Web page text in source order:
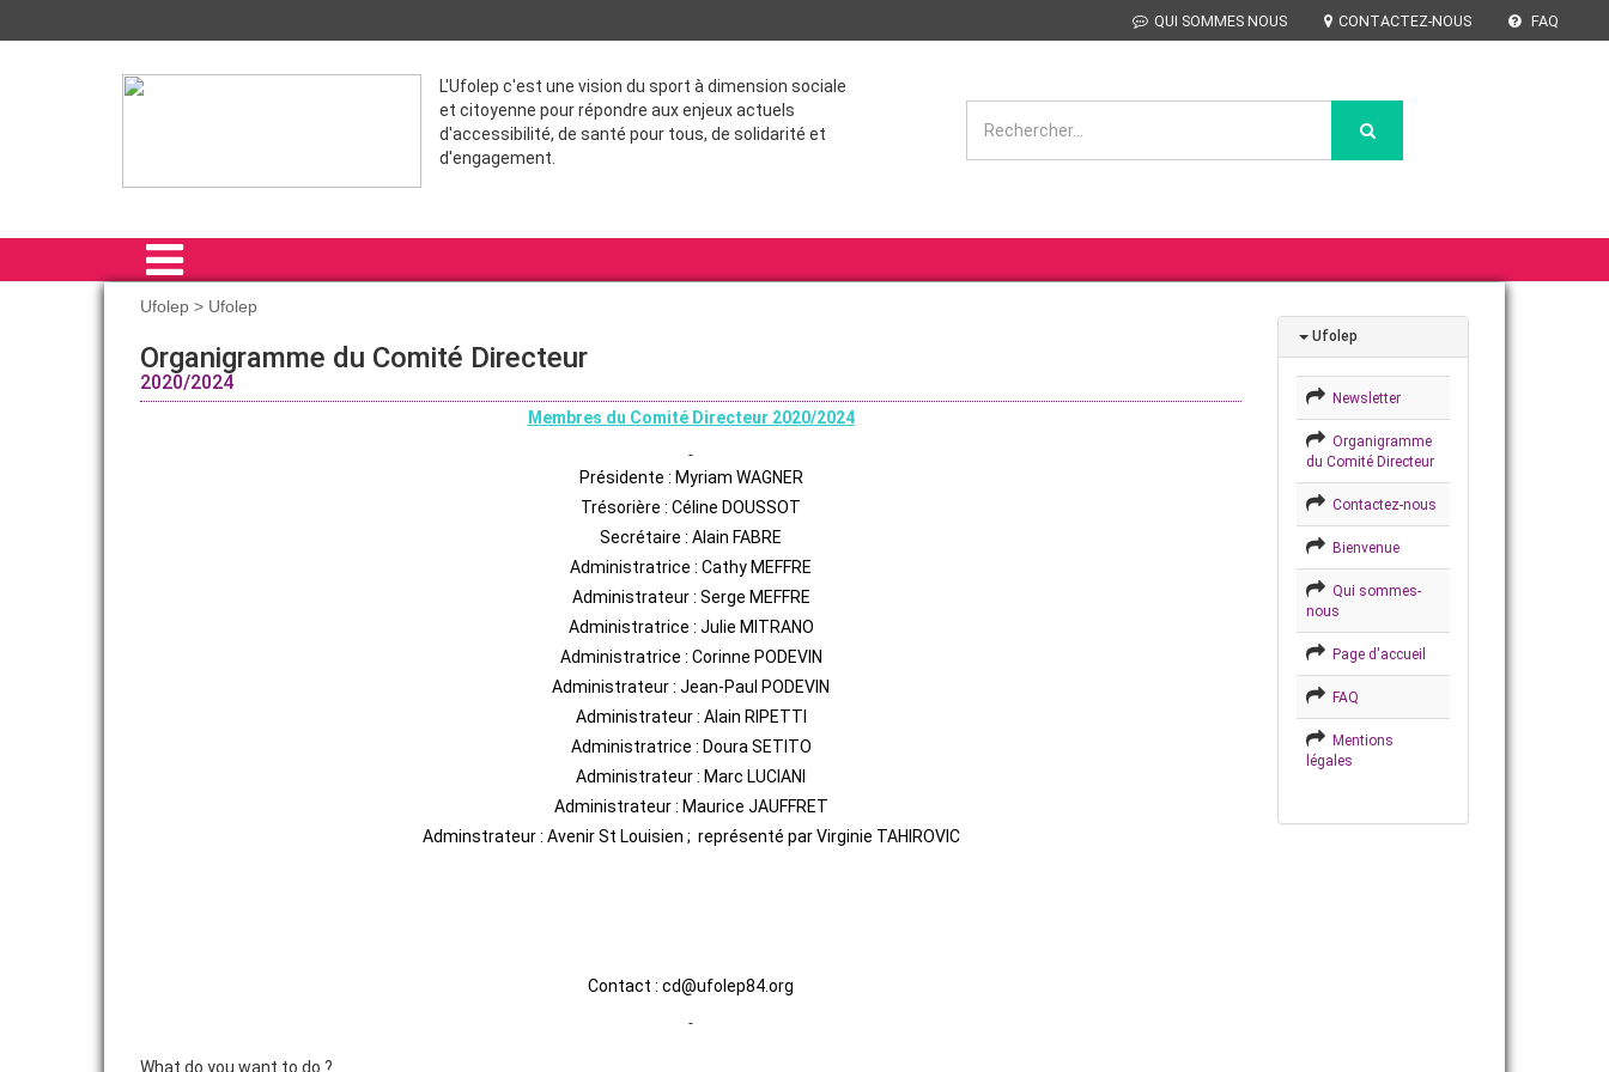
QUI SOMMES NOUS CONTACTEZ-NOUS FAQ
L'Ufolep c'est une vision du sport à dimension sociale
et citoyenne pour répondre aux enjeux actuels
d'accessibilité, de santé pour tous, de solidarité et
d'engagement.
SPORTIVES
Ufolep > Ufolep
Organigramme du Comité Directeur
2020/2024
Membres du Comité Directeur 2020/2024
Présidente : Myriam WAGNER
Trésorière : Céline DOUSSOT
Secrétaire : Alain FABRE
Administratrice : Cathy MEFFRE
Administrateur : Serge MEFFRE
Administratrice : Julie MITRANO
Administratrice : Corinne PODEVIN
Administrateur : Jean-Paul PODEVIN
Administrateur : Alain RIPETTI
Administratrice : Doura SETITO
Administrateur : Marc LUCIANI
Administrateur : Maurice JAUFFRET
Adminstrateur : Avenir St Louisien ; représenté par Virginie TAHIROVIC
Contact : cd@ufolep84.org
What do you want to do ?
Ufolep
Newsletter
Organigramme
du Comité Directeur
Contactez-nous
Bienvenue
Qui sommes-
nous
Page d'accueil
FAQ
Mentions
légales